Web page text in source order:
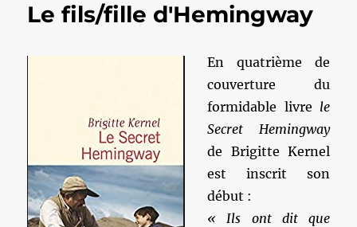
Le fils/fille d'Hemingway
En quatrième de
couverture du
formidable livre le
Secret Hemingway
de Brigitte Kernel
est inscrit son
début :
« Ils ont dit que